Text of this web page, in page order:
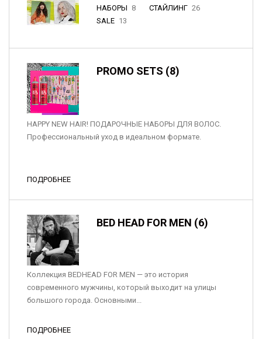
НАБОРЫ 8 СТАЙЛИНГ 26
SALE 13
PROMO SETS (8)
HAPPY NEW HAIR! ПОДАРОЧНЫЕ НАБОРЫ ДЛЯ ВОЛОС.
Профессиональный уход в идеальном формате.
ПОДРОБНЕЕ
BED HEAD FOR MEN (6)
Коллекция BEDHEAD FOR MEN — это история
современного мужчины, который выходит на улицы
большого города. Основными...
ПОДРОБНЕЕ